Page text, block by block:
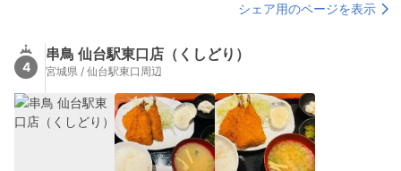
シェア用のページを表示
4
串鳥 仙台駅東口店（くしどり）
宮城県 / 仙台駅東口周辺